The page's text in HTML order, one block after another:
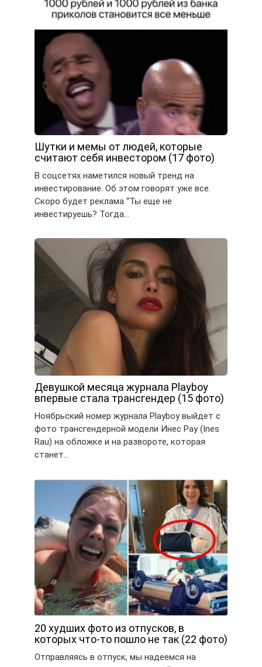
Шутки и мемы от людей, которые
считают себя инвестором (17 фото)
В соцсетях наметился новый тренд на
инвестирование. Об этом говорят уже все.
Скоро будет реклама “Ты еще не
инвестируешь? Тогда…
Девушкой месяца журнала Playboy
впервые стала трансгендер (15 фото)
Ноябрьский номер журнала Playboy выйдет с
фото трансгендерной модели Инес Рау (Ines
Rau) на обложке и на развороте, которая
станет…
20 худших фото из отпусков, в
которых что-то пошло не так (22 фото)
Отправляясь в отпуск, мы надеемся на